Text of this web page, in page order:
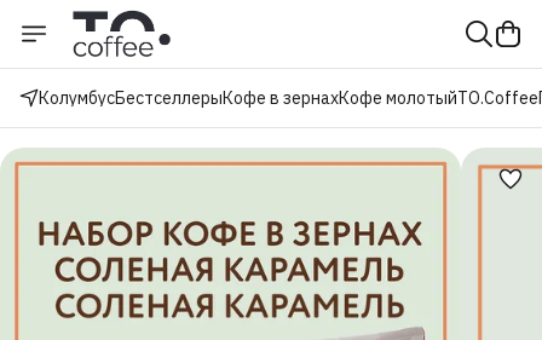
КолумбусБестселлерыКофе в зернахКофе молотыйTO.Coffee